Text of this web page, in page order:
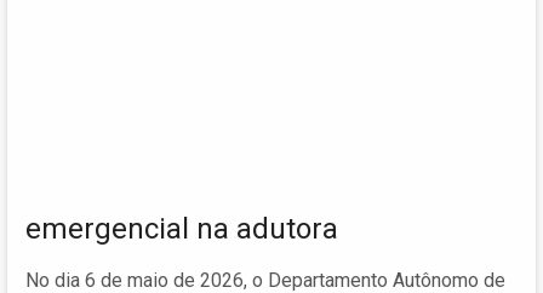
emergencial na adutora
No dia 6 de maio de 2026, o Departamento Autônomo de